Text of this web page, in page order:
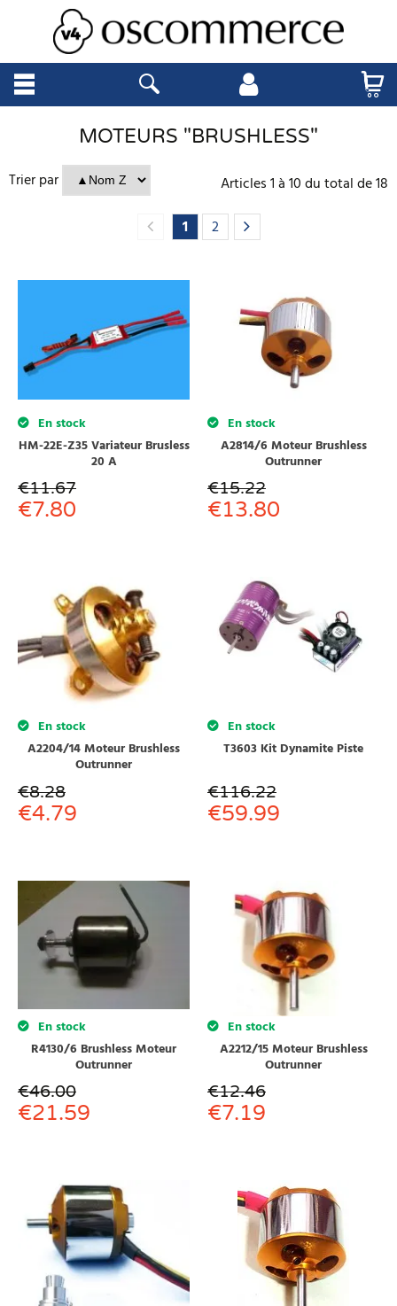
MOTEURS "BRUSHLESS"
Trier par
Articles1à10du total de18
1
2
En stock
HM-22E-Z35 Variateur Brusless
20 A
€11.67
€7.80
En stock
A2814/6 Moteur Brushless
Outrunner
€15.22
€13.80
En stock
A2204/14 Moteur Brushless
Outrunner
€8.28
€4.79
En stock
T3603 Kit Dynamite Piste
€116.22
€59.99
En stock
R4130/6 Brushless Moteur
Outrunner
€46.00
€21.59
En stock
A2212/15 Moteur Brushless
Outrunner
€12.46
€7.19